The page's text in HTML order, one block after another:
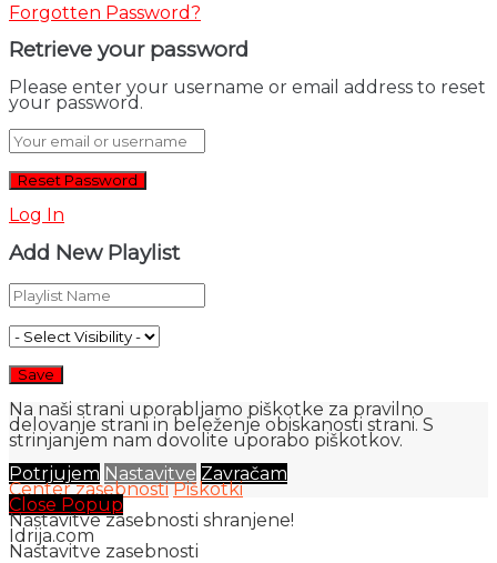
Forgotten Password?
Retrieve your password
Please enter your username or email address to reset
your password.
Log In
Add New Playlist
Na naši strani uporabljamo piškotke za pravilno
delovanje strani in beleženje obiskanosti strani. S
strinjanjem nam dovolite uporabo piškotkov.
Potrjujem Nastavitve Zavračam
Center zasebnosti Piškotki
Close Popup
Nastavitve zasebnosti shranjene!
Idrija.com
Nastavitve zasebnosti